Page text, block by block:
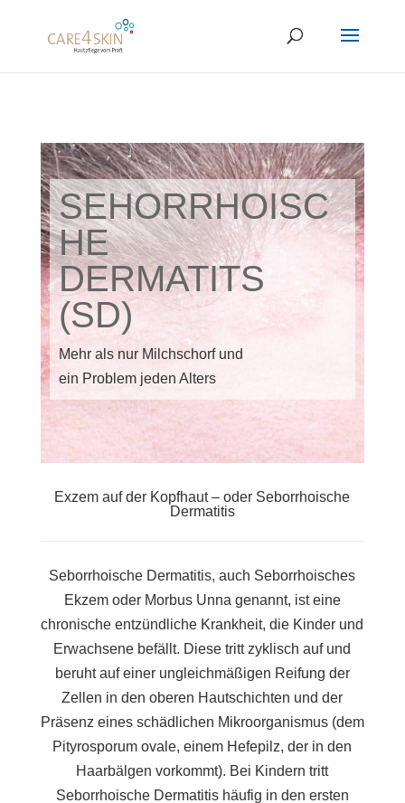
SEHORRHOISC
HE
DERMATITS
(SD)
Mehr als nur Milchschorf und
ein Problem jeden Alters
Exzem auf der Kopfhaut – oder Seborrhoische
Dermatitis
Seborrhoische Dermatitis, auch Seborrhoisches
Ekzem oder Morbus Unna genannt, ist eine
chronische entzündliche Krankheit, die Kinder und
Erwachsene befällt. Diese tritt zyklisch auf und
beruht auf einer ungleichmäßigen Reifung der
Zellen in den oberen Hautschichten und der
Präsenz eines schädlichen Mikroorganismus (dem
Pityrosporum ovale, einem Hefepilz, der in den
Haarbälgen vorkommt). Bei Kindern tritt
Seborrhoische Dermatitis häufig in den ersten